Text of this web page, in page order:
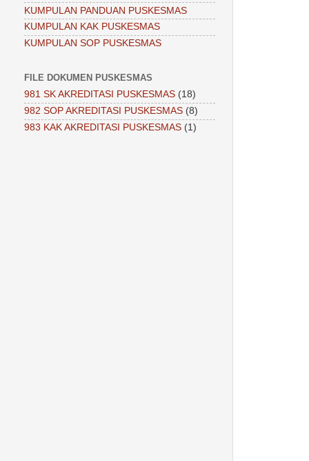
KUMPULAN PANDUAN PUSKESMAS
KUMPULAN KAK PUSKESMAS
KUMPULAN SOP PUSKESMAS
FILE DOKUMEN PUSKESMAS
981 SK AKREDITASI PUSKESMAS (18)
982 SOP AKREDITASI PUSKESMAS (8)
983 KAK AKREDITASI PUSKESMAS (1)